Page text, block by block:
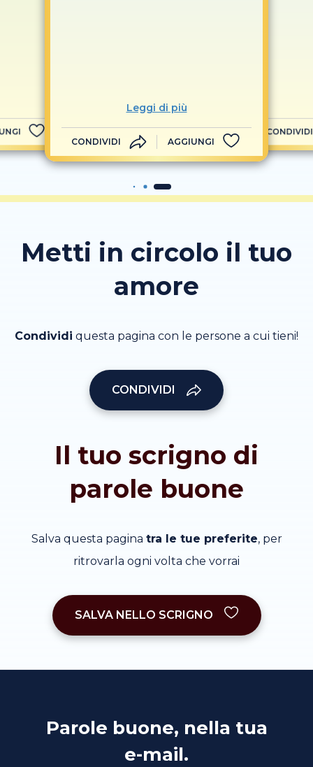
Leggi di più
CONDIVIDI AGGIUNGI
CONDIVIDI
Metti in circolo il tuo
amore
Condividi questa pagina con le persone a cui tieni!
CONDIVIDI
Il tuo scrigno di
parole buone
Salva questa pagina tra le tue preferite, per
ritrovarla ogni volta che vorrai
SALVA NELLO SCRIGNO
Parole buone, nella tua
e-mail.